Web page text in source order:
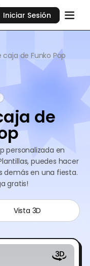
Iniciar Sesión
caja de Funko Pop
de
personalizada en
puedes hacer
demás en una fiesta.
gratis!
Vista 3D